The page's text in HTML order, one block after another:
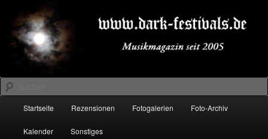
primären
Inhalt
springen
sekundären
Inhalt
springenDARK-FESTIVALS.DE
Suchen
Startseite Rezensionen Fotogalerien Foto-Archiv
Kalender Sonstiges